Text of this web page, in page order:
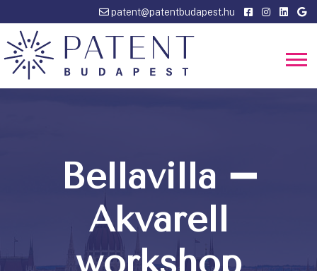
patent@patentbudapest.hu
Bellavilla ➖
Akvarell
workshop